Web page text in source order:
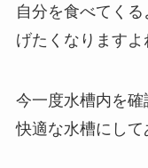
自分を食べてく
げたくなりますよ
今一度水槽内を
快適な水槽にして